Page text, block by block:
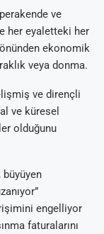
ve
her eyaletteki her
ekonomik
veya donma.
ve dirençli
ve küresel
olduğunu
engelliyor
faturalarını